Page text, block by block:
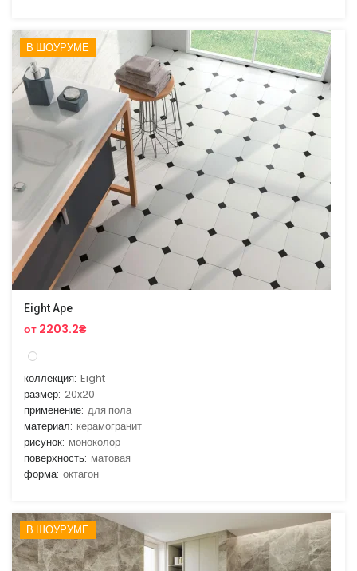
В ШОУРУМЕ
Eight Ape
от 2203.2₴
коллекция: Eight
размер: 20x20
применение: для пола
материал: керамогранит
рисунок: моноколор
поверхность: матовая
форма: октагон
В ШОУРУМЕ